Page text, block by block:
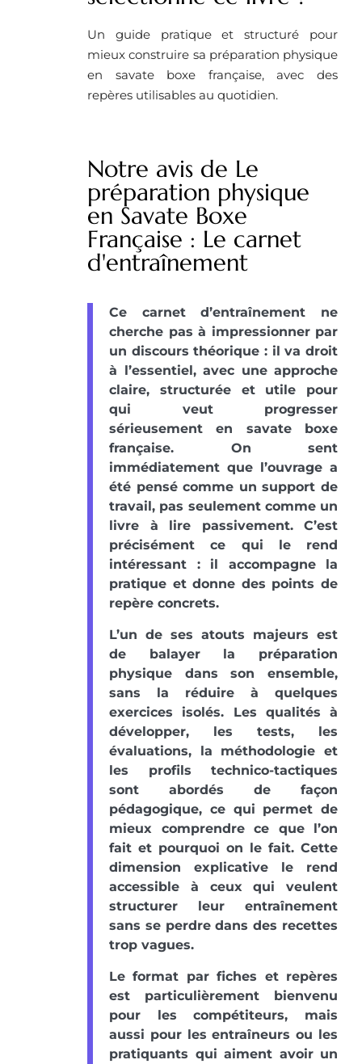
Un guide pratique et structuré pour
mieux construire sa préparation physique
en savate boxe française, avec des
repères utilisables au quotidien.
Notre avis de Le
préparation physique
en Savate Boxe
Française : Le carnet
d'entraînement
Ce carnet d’entraînement ne
cherche pas à impressionner par
un discours théorique : il va droit
à l’essentiel, avec une approche
claire, structurée et utile pour
qui veut progresser
sérieusement en savate boxe
française. On sent
immédiatement que l’ouvrage a
été pensé comme un support de
travail, pas seulement comme un
livre à lire passivement. C’est
précisément ce qui le rend
intéressant : il accompagne la
pratique et donne des points de
repère concrets.
L’un de ses atouts majeurs est
de balayer la préparation
physique dans son ensemble,
sans la réduire à quelques
exercices isolés. Les qualités à
développer, les tests, les
évaluations, la méthodologie et
les profils technico-tactiques
sont abordés de façon
pédagogique, ce qui permet de
mieux comprendre ce que l’on
fait et pourquoi on le fait. Cette
dimension explicative le rend
accessible à ceux qui veulent
structurer leur entraînement
sans se perdre dans des recettes
trop vagues.
Le format par fiches et repères
est particulièrement bienvenu
pour les compétiteurs, mais
aussi pour les entraîneurs ou les
pratiquants qui aiment avoir un